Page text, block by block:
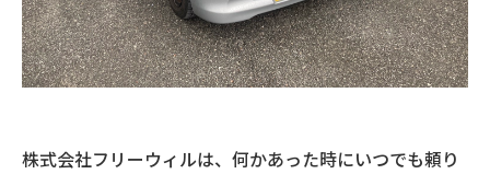
株式会社フリーウィルは、何かあった時にいつでも頼り